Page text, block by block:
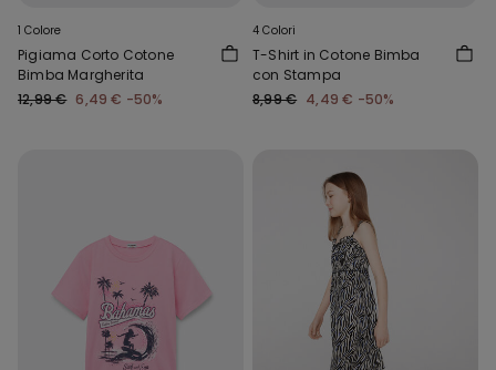
1 Colore
Pigiama Corto Cotone
Bimba Margherita
12,99 € 6,49 € -50%
4 Colori
T-Shirt in Cotone Bimba
con Stampa
8,99 € 4,49 € -50%